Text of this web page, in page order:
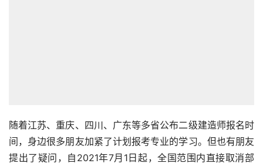
随着江苏、重庆、四川、广东等多省公布二级建造师报名时
间，身边很多朋友加紧了计划报考专业的学习。但也有朋友
提出了疑问，自2021年7月1日起，全国范围内直接取消部